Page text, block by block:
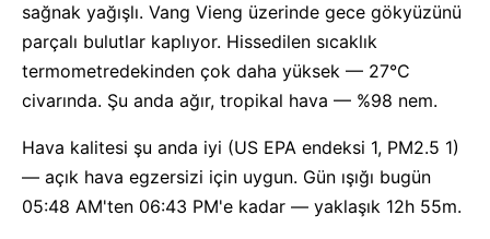
sağnak yağışlı. Vang Vieng üzerinde gece gökyüzünü
parçalı bulutlar kaplıyor. Hissedilen sıcaklık
termometredekinden çok daha yüksek — 27°C
civarında. Şu anda ağır, tropikal hava — %98 nem.
Hava kalitesi şu anda iyi (US EPA endeksi 1, PM2.5 1)
— açık hava egzersizi için uygun. Gün ışığı bugün
05:48 AM'ten 06:43 PM'e kadar — yaklaşık 12h 55m.